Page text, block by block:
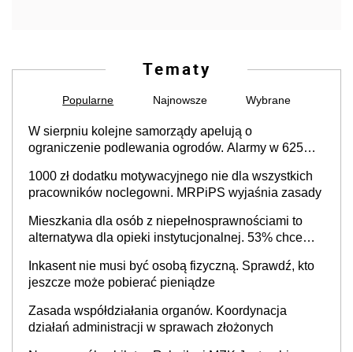
Tematy
Popularne Najnowsze Wybrane
W sierpniu kolejne samorządy apelują o
ograniczenie podlewania ogrodów. Alarmy w 625
cały kraj
1000 zł dodatku motywacyjnego nie dla wszystkich
pracowników noclegowni. MRPiPS wyjaśnia zasady
Mieszkania dla osób z niepełnosprawnościami to
alternatywa dla opieki instytucjonalnej. 53% chce
Inkasent nie musi być osobą fizyczną. Sprawdź, kto
jeszcze może pobierać pieniądze
Zasada współdziałania organów. Koordynacja
działań administracji w sprawach złożonych